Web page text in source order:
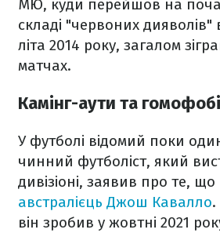
МЮ, куди перейшов на
складі "червоних дияволів"
літа 2014 року, загалом
матчах.
Камінг-аути та
У футболі відомий поки
чинний футболіст, який
дивізіоні, заявив про те, що
австралієць Джош Кавалло.
він зробив у жовтні 2021